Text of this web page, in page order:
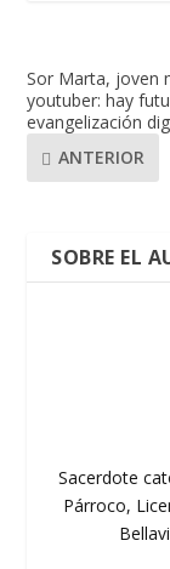
Sor Marta, joven
youtuber: hay
evangelización
ANTERIOR
SOBRE EL
Sacerdote
Párroco,